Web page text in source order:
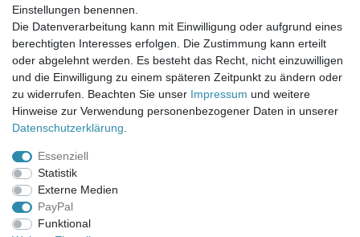
UNSER LADENGESCHÄFT
Gottlieb-Daimler-Str. 10
33334 Gütersloh
ÖFFNUNGSZEITEN
Montag - Dienstag: 8.00 - 18.00 Uhr, Mittwoch Ruhetag,
Donnerstag: 8.00 - 18.00 Uhr, Freitag 8.00 - 14.00 Uhr
KUNDENSERVICE
Telefon: (05241) 403 22 38
E-Mail: info@stoffamstueck.de
Einstellungen benennen.
Die Datenverarbeitung kann mit Einwilligung oder aufgrund eines
berechtigten Interesses erfolgen. Die Zustimmung kann erteilt
oder abgelehnt werden. Es besteht das Recht, nicht einzuwilligen
und die Einwilligung zu einem späteren Zeitpunkt zu ändern oder
zu widerrufen. Beachten Sie unser Impressum und weitere
Hinweise zur Verwendung personenbezogener Daten in unserer
Daten­schutz­erklärung
Essenziell
Statistik
Externe Medien
PayPal
Funktional